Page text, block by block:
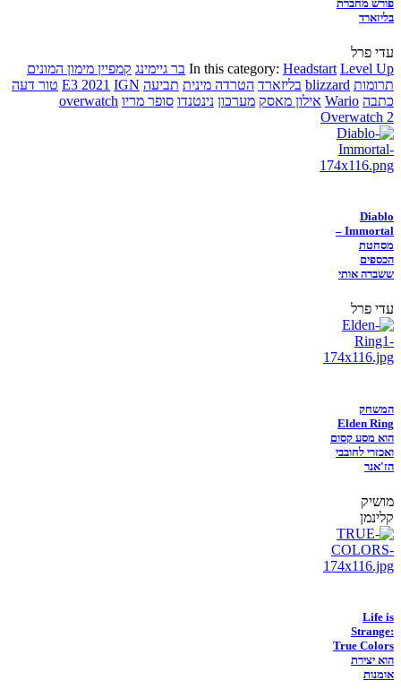
פורש מחברת
בליזארד
עדי פרל
In this category: Headstart Level Up בר גיימינג קמפיין מימון המונים
תרומות blizzard בליזארד הטרדה מינית תביעה E3 2021 IGN
טור דעה
כתבה Wario אילון מאסק מערכון נינטנדו סופר מריו overwatch
Overwatch 2
Diablo
Immortal –
מסחטת
הכספים
ששברה אותי
עדי פרל
המשחק
Elden Ring
הוא מסע קסום
ואכזרי לחובבי
הז'אנר
מושיק
קלינמן
Life is
Strange:
True Colors
הוא יצירת
אומנות